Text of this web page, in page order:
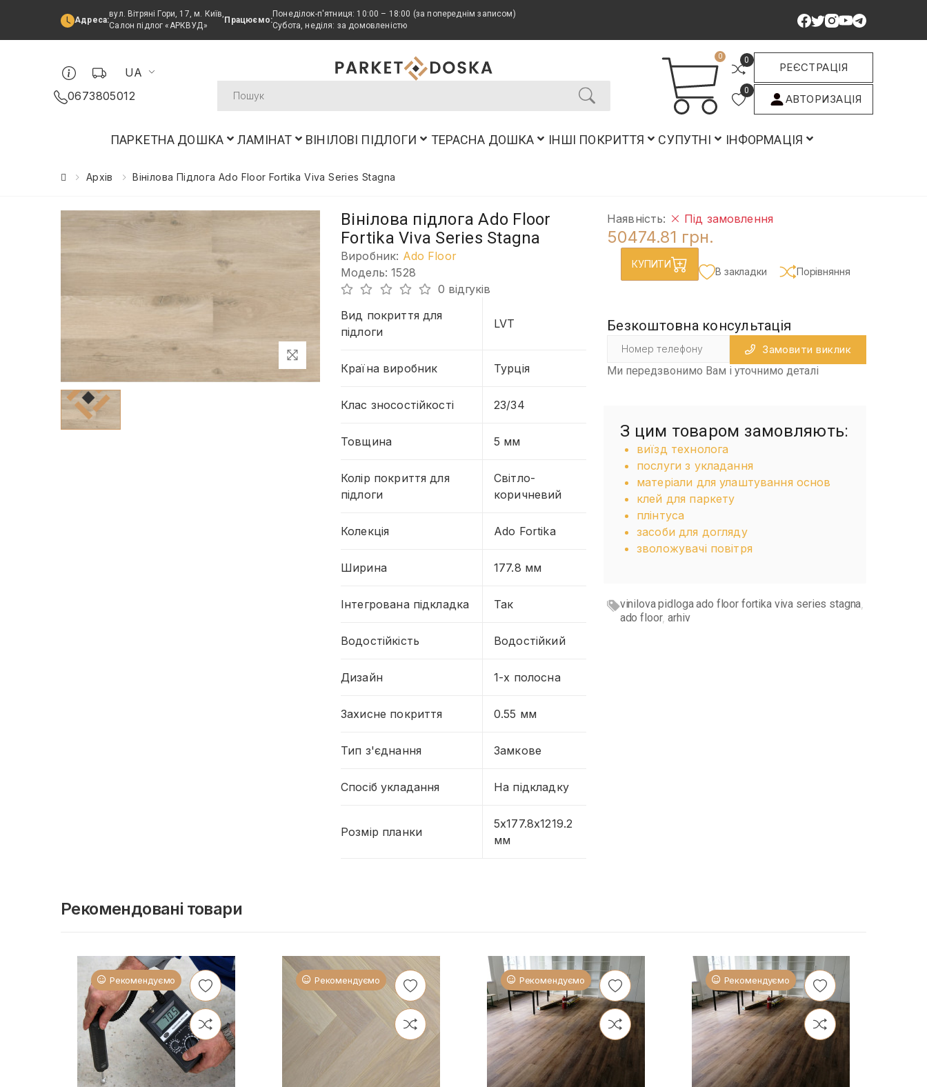
Адреса:
вул. Вітряні Гори, 17, м. Київ,
Салон підлог «АРКВУД»
Працюємо:
Понеділок-п'ятниця: 10:00 – 18:00 (за попереднім записом)
Субота, неділя: за домовленістю
UA
0673805012
0 0
0
РЕЄСТРАЦІЯ
АВТОРИЗАЦІЯ
ПАРКЕТНА ДОШКА ЛАМІНАТ ВІНІЛОВІ ПІДЛОГИ ТЕРАСНА ДОШКА ІНШІ ПОКРИТТЯ СУПУТНІ ІНФОРМАЦІЯ
Архів Вінілова Підлога Ado Floor Fortika Viva Series Stagna
Вінілова підлога Ado Floor
Fortika Viva Series Stagna
Виробник: Ado Floor
Модель: 1528
0 відгуків
Вид покриття для
підлоги
LVT
Країна виробник Турція
Клас зносостійкості 23/34
Товщина 5 мм
Колір покриття для
підлоги
Світло-
коричневий
Колекція Ado Fortika
Ширина 177.8 мм
Інтегрована підкладка Так
Водостійкість Водостійкий
Дизайн 1-х полосна
Захисне покриття 0.55 мм
Тип з'єднання Замкове
Спосіб укладання На підкладку
Розмір планки
5х177.8х1219.2
мм
Наявність: Під замовлення
50474.81 грн.
КУПИТИ
В закладки Порівняння
Безкоштовна консультація
Замовити виклик
Ми передзвонимо Вам і уточнимо деталі
З цим товаром замовляють:
виїзд технолога
послуги з укладання
матеріали для улаштування основ
клей для паркету
плінтуса
засоби для догляду
зволожувачі повітря
vinilova pidloga ado floor fortika viva series stagna
ado floor,arhiv
Рекомендовані товари
Рекомендуємо Рекомендуємо Рекомендуємо Рекомендуємо